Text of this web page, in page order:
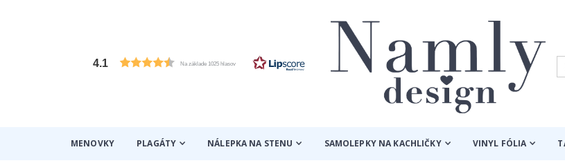
4.1 Na základe 1025 hlasov
MENOVKY PLAGÁTY NÁLEPKA NA STENU SAMOLEPKY NA KACHLIČKY VINYL FÓLIA